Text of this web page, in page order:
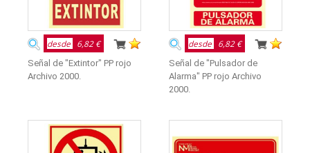
desde 6,82 €
Señal de "Extintor" PP rojo
Archivo 2000.
desde 6,82 €
Señal de "Pulsador de
Alarma" PP rojo Archivo
2000.